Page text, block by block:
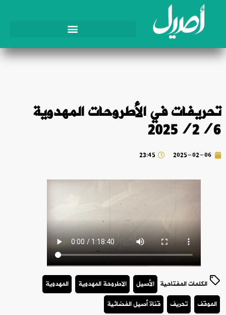
تحريفات في الأطروحات المهدوية
2025/2/6
2025-02-06
23:45
الكلمات المفتاحية الأصيل الاطروحة المهدوية
المهدوية
الموقف
تحريف قناة أصيل الفضائية